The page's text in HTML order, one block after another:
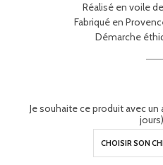
Réalisé en voile
Fabriqué en
Démarche
Je souhaite ce produit avec